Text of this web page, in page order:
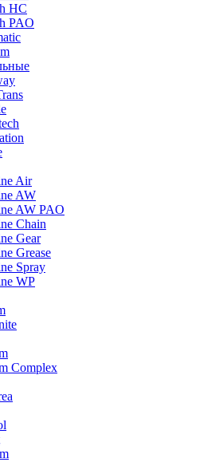
HC
PAO
Air
AW
AW PAO
Chain
Gear
Grease
Spray
WP
Complex